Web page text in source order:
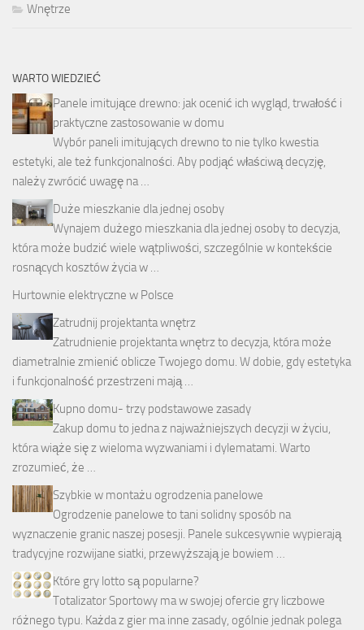
Wnętrze
WARTO WIEDZIEĆ
Panele imitujące drewno: jak ocenić ich wygląd, trwałość i
praktyczne zastosowanie w domu
Wybór paneli imitujących drewno to nie tylko kwestia
estetyki, ale też funkcjonalności. Aby podjąć właściwą decyzję,
należy zwrócić uwagę na …
Duże mieszkanie dla jednej osoby
Wynajem dużego mieszkania dla jednej osoby to decyzja,
która może budzić wiele wątpliwości, szczególnie w kontekście
rosnących kosztów życia w …
Hurtownie elektryczne w Polsce
Zatrudnij projektanta wnętrz
Zatrudnienie projektanta wnętrz to decyzja, która może
diametralnie zmienić oblicze Twojego domu. W dobie, gdy estetyka
i funkcjonalność przestrzeni mają …
Kupno domu- trzy podstawowe zasady
Zakup domu to jedna z najważniejszych decyzji w życiu,
która wiąże się z wieloma wyzwaniami i dylematami. Warto
zrozumieć, że …
Szybkie w montażu ogrodzenia panelowe
Ogrodzenie panelowe to tani solidny sposób na
wyznaczenie granic naszej posesji. Panele sukcesywnie wypierają
tradycyjne rozwijane siatki, przewyższają je bowiem …
Które gry lotto są popularne?
Totalizator Sportowy ma w swojej ofercie gry liczbowe
różnego typu. Każda z gier ma inne zasady, ogólnie jednak polega